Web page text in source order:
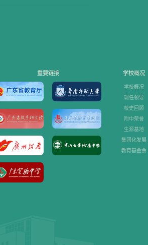
重要链接 学校概况
学校概况
现任领导
校史回顾
附中荣誉
生源基地
集团化发展
教育基金会